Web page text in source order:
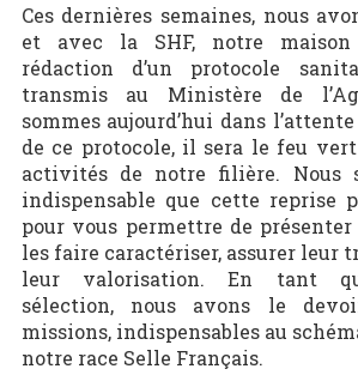
Ces dernières semaines, nous
et avec la SHF, notre
rédaction d’un protocole
transmis au Ministère de
sommes aujourd’hui dans
de ce protocole, il sera le feu
activités de notre filière. Nous
indispensable que cette reprise
pour vous permettre de
les faire caractériser, assurer leur
leur valorisation. En tant
sélection, nous avons le
missions, indispensables au
notre race Selle Français.